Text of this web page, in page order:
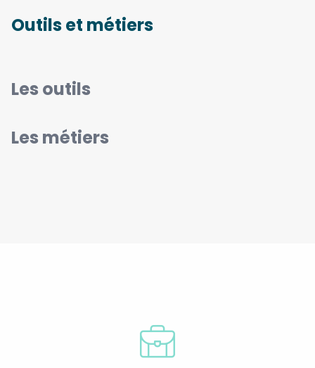
Outils et métiers
Les outils
Les métiers